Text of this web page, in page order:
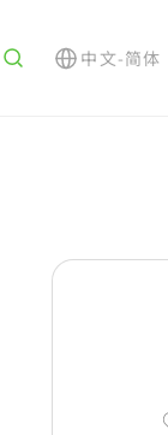
中文-简体